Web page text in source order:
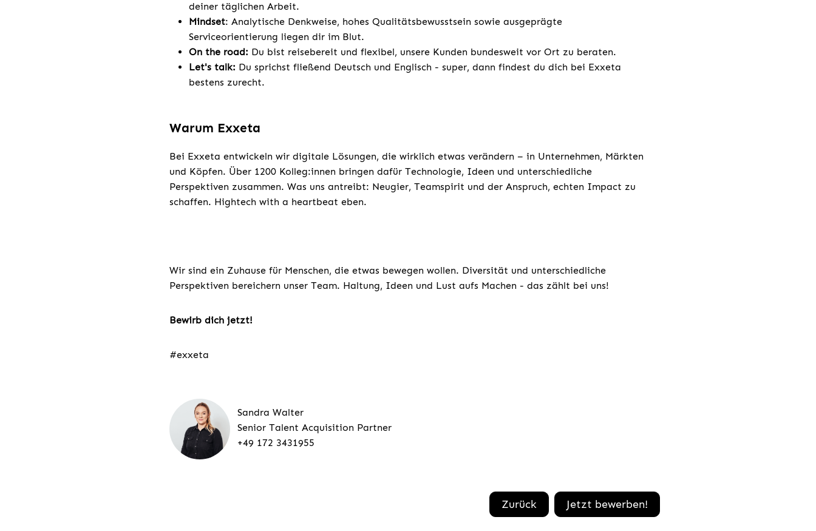
deiner täglichen Arbeit.
Mindset: Analytische Denkweise, hohes Qualitätsbewusstsein sowie ausgeprägte
Serviceorientierung liegen dir im Blut.
On the road: Du bist reisebereit und flexibel, unsere Kunden bundesweit vor Ort zu beraten.
Let's talk: Du sprichst fließend Deutsch und Englisch - super, dann findest du dich bei Exxeta
bestens zurecht.
Warum Exxeta
Bei Exxeta entwickeln wir digitale Lösungen, die wirklich etwas verändern – in Unternehmen, Märkten
und Köpfen. Über 1200 Kolleg:innen bringen dafür Technologie, Ideen und unterschiedliche
Perspektiven zusammen. Was uns antreibt: Neugier, Teamspirit und der Anspruch, echten Impact zu
schaffen. Hightech with a heartbeat eben.
Wir sind ein Zuhause für Menschen, die etwas bewegen wollen. Diversität und unterschiedliche
Perspektiven bereichern unser Team. Haltung, Ideen und Lust aufs Machen - das zählt bei uns!
Bewirb dich jetzt!
#exxeta
Sandra Walter
Senior Talent Acquisition Partner
+49 172 3431955
Zurück Jetzt bewerben!